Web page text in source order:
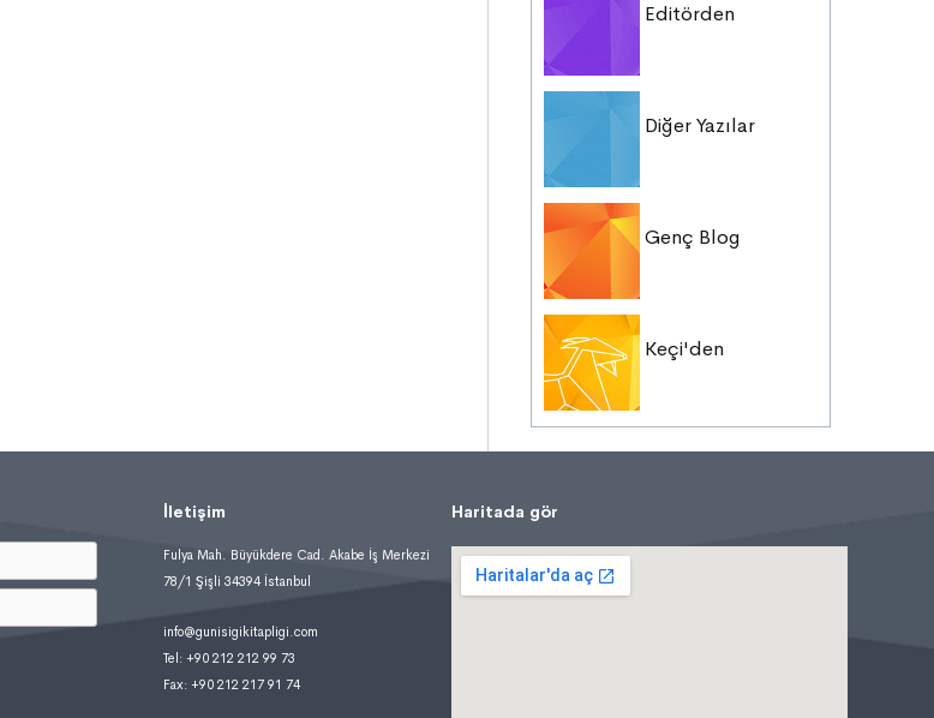
Editörden
Diğer Yazılar
Genç Blog
Keçi'den
İletişim
Fulya Mah. Büyükdere Cad. Akabe İş Merkezi
78/1 Şişli 34394 İstanbul
info@gunisigikitapligi.com
Tel: +90 212 212 99 73
Fax: +90 212 217 91 74
Haritada gör